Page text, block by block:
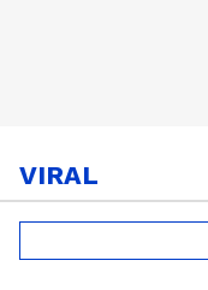
VIRAL